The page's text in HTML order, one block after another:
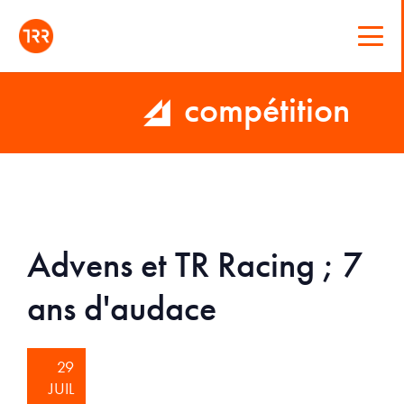
compétition
Advens et TR Racing ; 7
ans d'audace
29
JUIL